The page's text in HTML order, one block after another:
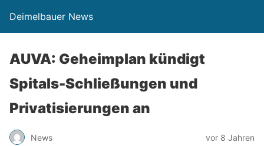
Deimelbauer News
AUVA: Geheimplan kündigt
Spitals-Schließungen und
Privatisierungen an
News vor 8 Jahren